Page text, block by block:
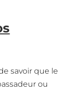
savoir que le
ou